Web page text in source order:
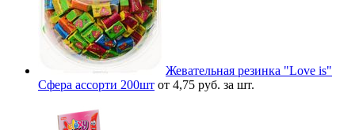
Жевательная резинка "Love is"
Сфера ассорти 200шт от 4,75 руб. за шт.